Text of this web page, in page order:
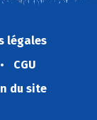
légales
CGU
du site